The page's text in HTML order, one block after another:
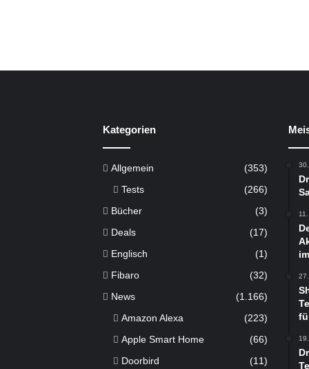
Kategorien
Allgemein (353)
Tests (266)
Bücher (3)
Deals (17)
Englisch (1)
Fibaro (32)
News (1.166)
Amazon Alexa
(223)
Apple Smart Home
(66)
Doorbird
(11)